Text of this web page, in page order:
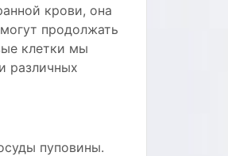
крови, она
продолжать
клетки мы
различных
пуповины.